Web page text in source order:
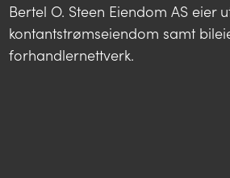
Bertel O. Steen Eiendom AS eier
kontantstrømseiendom samt
forhandlernettverk.